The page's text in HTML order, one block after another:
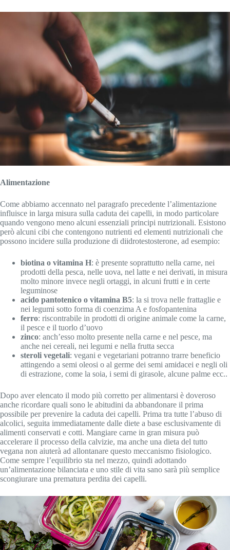
Alimentazione
Come abbiamo accennato nel paragrafo precedente l’alimentazione
influisce in larga misura sulla caduta dei capelli, in modo particolare
quando vengono meno alcuni essenziali principi nutrizionali. Esistono
però alcuni cibi che contengono nutrienti ed elementi nutrizionali che
possono incidere sulla produzione di diidrotestosterone, ad esempio:
biotina o vitamina H: è presente soprattutto nella carne, nei
prodotti della pesca, nelle uova, nel latte e nei derivati, in misura
molto minore invece negli ortaggi, in alcuni frutti e in certe
leguminose
acido pantotenico o vitamina B5: la si trova nelle frattaglie e
nei legumi sotto forma di coenzima A e fosfopantenina
ferro: riscontrabile in prodotti di origine animale come la carne,
il pesce e il tuorlo d’uovo
zinco: anch’esso molto presente nella carne e nel pesce, ma
anche nei cereali, nei legumi e nella frutta secca
steroli vegetali: vegani e vegetariani potranno trarre beneficio
attingendo a semi oleosi o al germe dei semi amidacei e negli oli
di estrazione, come la soia, i semi di girasole, alcune palme ecc..
Dopo aver elencato il modo più corretto per alimentarsi è doveroso
anche ricordare quali sono le abitudini da abbandonare il prima
possibile per prevenire la caduta dei capelli. Prima tra tutte l’abuso di
alcolici, seguita immediatamente dalle diete a base esclusivamente di
alimenti conservati e cotti. Mangiare carne in gran misura può
accelerare il processo della calvizie, ma anche una dieta del tutto
vegana non aiuterà ad allontanare questo meccanismo fisiologico.
Come sempre l’equilibrio sta nel mezzo, quindi adottando
un’alimentazione bilanciata e uno stile di vita sano sarà più semplice
scongiurare una prematura perdita dei capelli.